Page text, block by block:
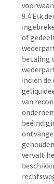
9.4 Elk
of
betaling
indien
van
vervalt